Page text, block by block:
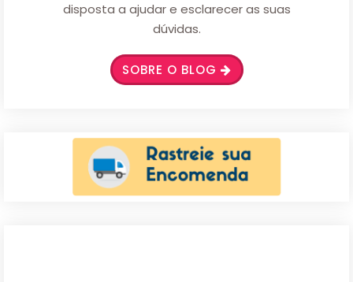
disposta a ajudar e esclarecer as suas
dúvidas.
SOBRE O BLOG